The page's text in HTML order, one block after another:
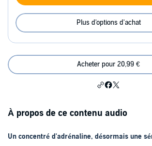
Plus d'options d'achat
Acheter pour 20,99 €
À propos de ce contenu audio
Un concentré d'adrénaline, désormais une